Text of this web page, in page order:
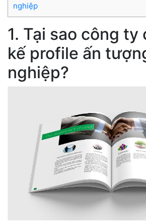
nghiệp
1. Tại sao công ty
kế profile ấn
nghiệp?